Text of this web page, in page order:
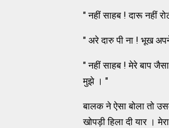
" नहीं साहब ! दारू नहीं
" अरे दारु पी ना ! भूख
" नहीं साहब ! मेरे बाप
मुझे । "
बालक ने ऐसा बोला तो
खोपड़ी हिला दी यार ।